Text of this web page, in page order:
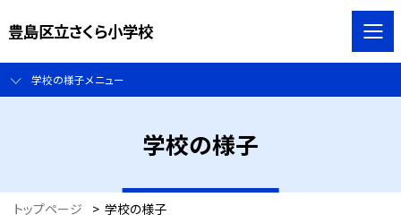
豊島区立さくら小学校
学校の様子メニュー
学校の様子
トップページ > 学校の様子